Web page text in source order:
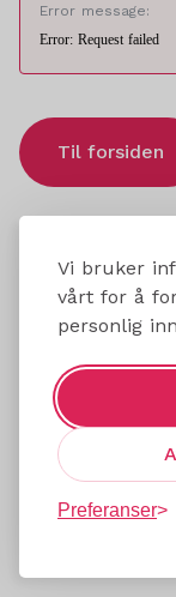
Vi bruker
vårt for å
personlig
Preferanser
Error message:
Error: Request failed
Til forsiden